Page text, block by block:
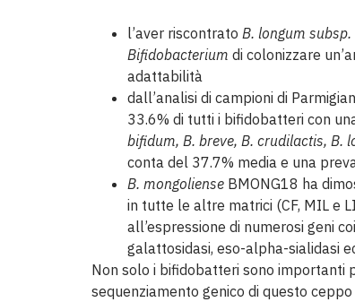
l’aver riscontrato B. longum
Bifidobacterium di colonizzare
adattabilità
dall’analisi di campioni di
33.6% di tutti i bifidobatteri con
bifidum, B. breve, B. crudilactis, B.
conta del 37.7% media e una
B. mongoliense BMONG18 ha
in tutte le altre matrici (CF, MIL e
all’espressione di numerosi geni
galattosidasi, eso-alpha-sialidasi
Non solo i bifidobatteri sono importanti
sequenziamento genico di questo